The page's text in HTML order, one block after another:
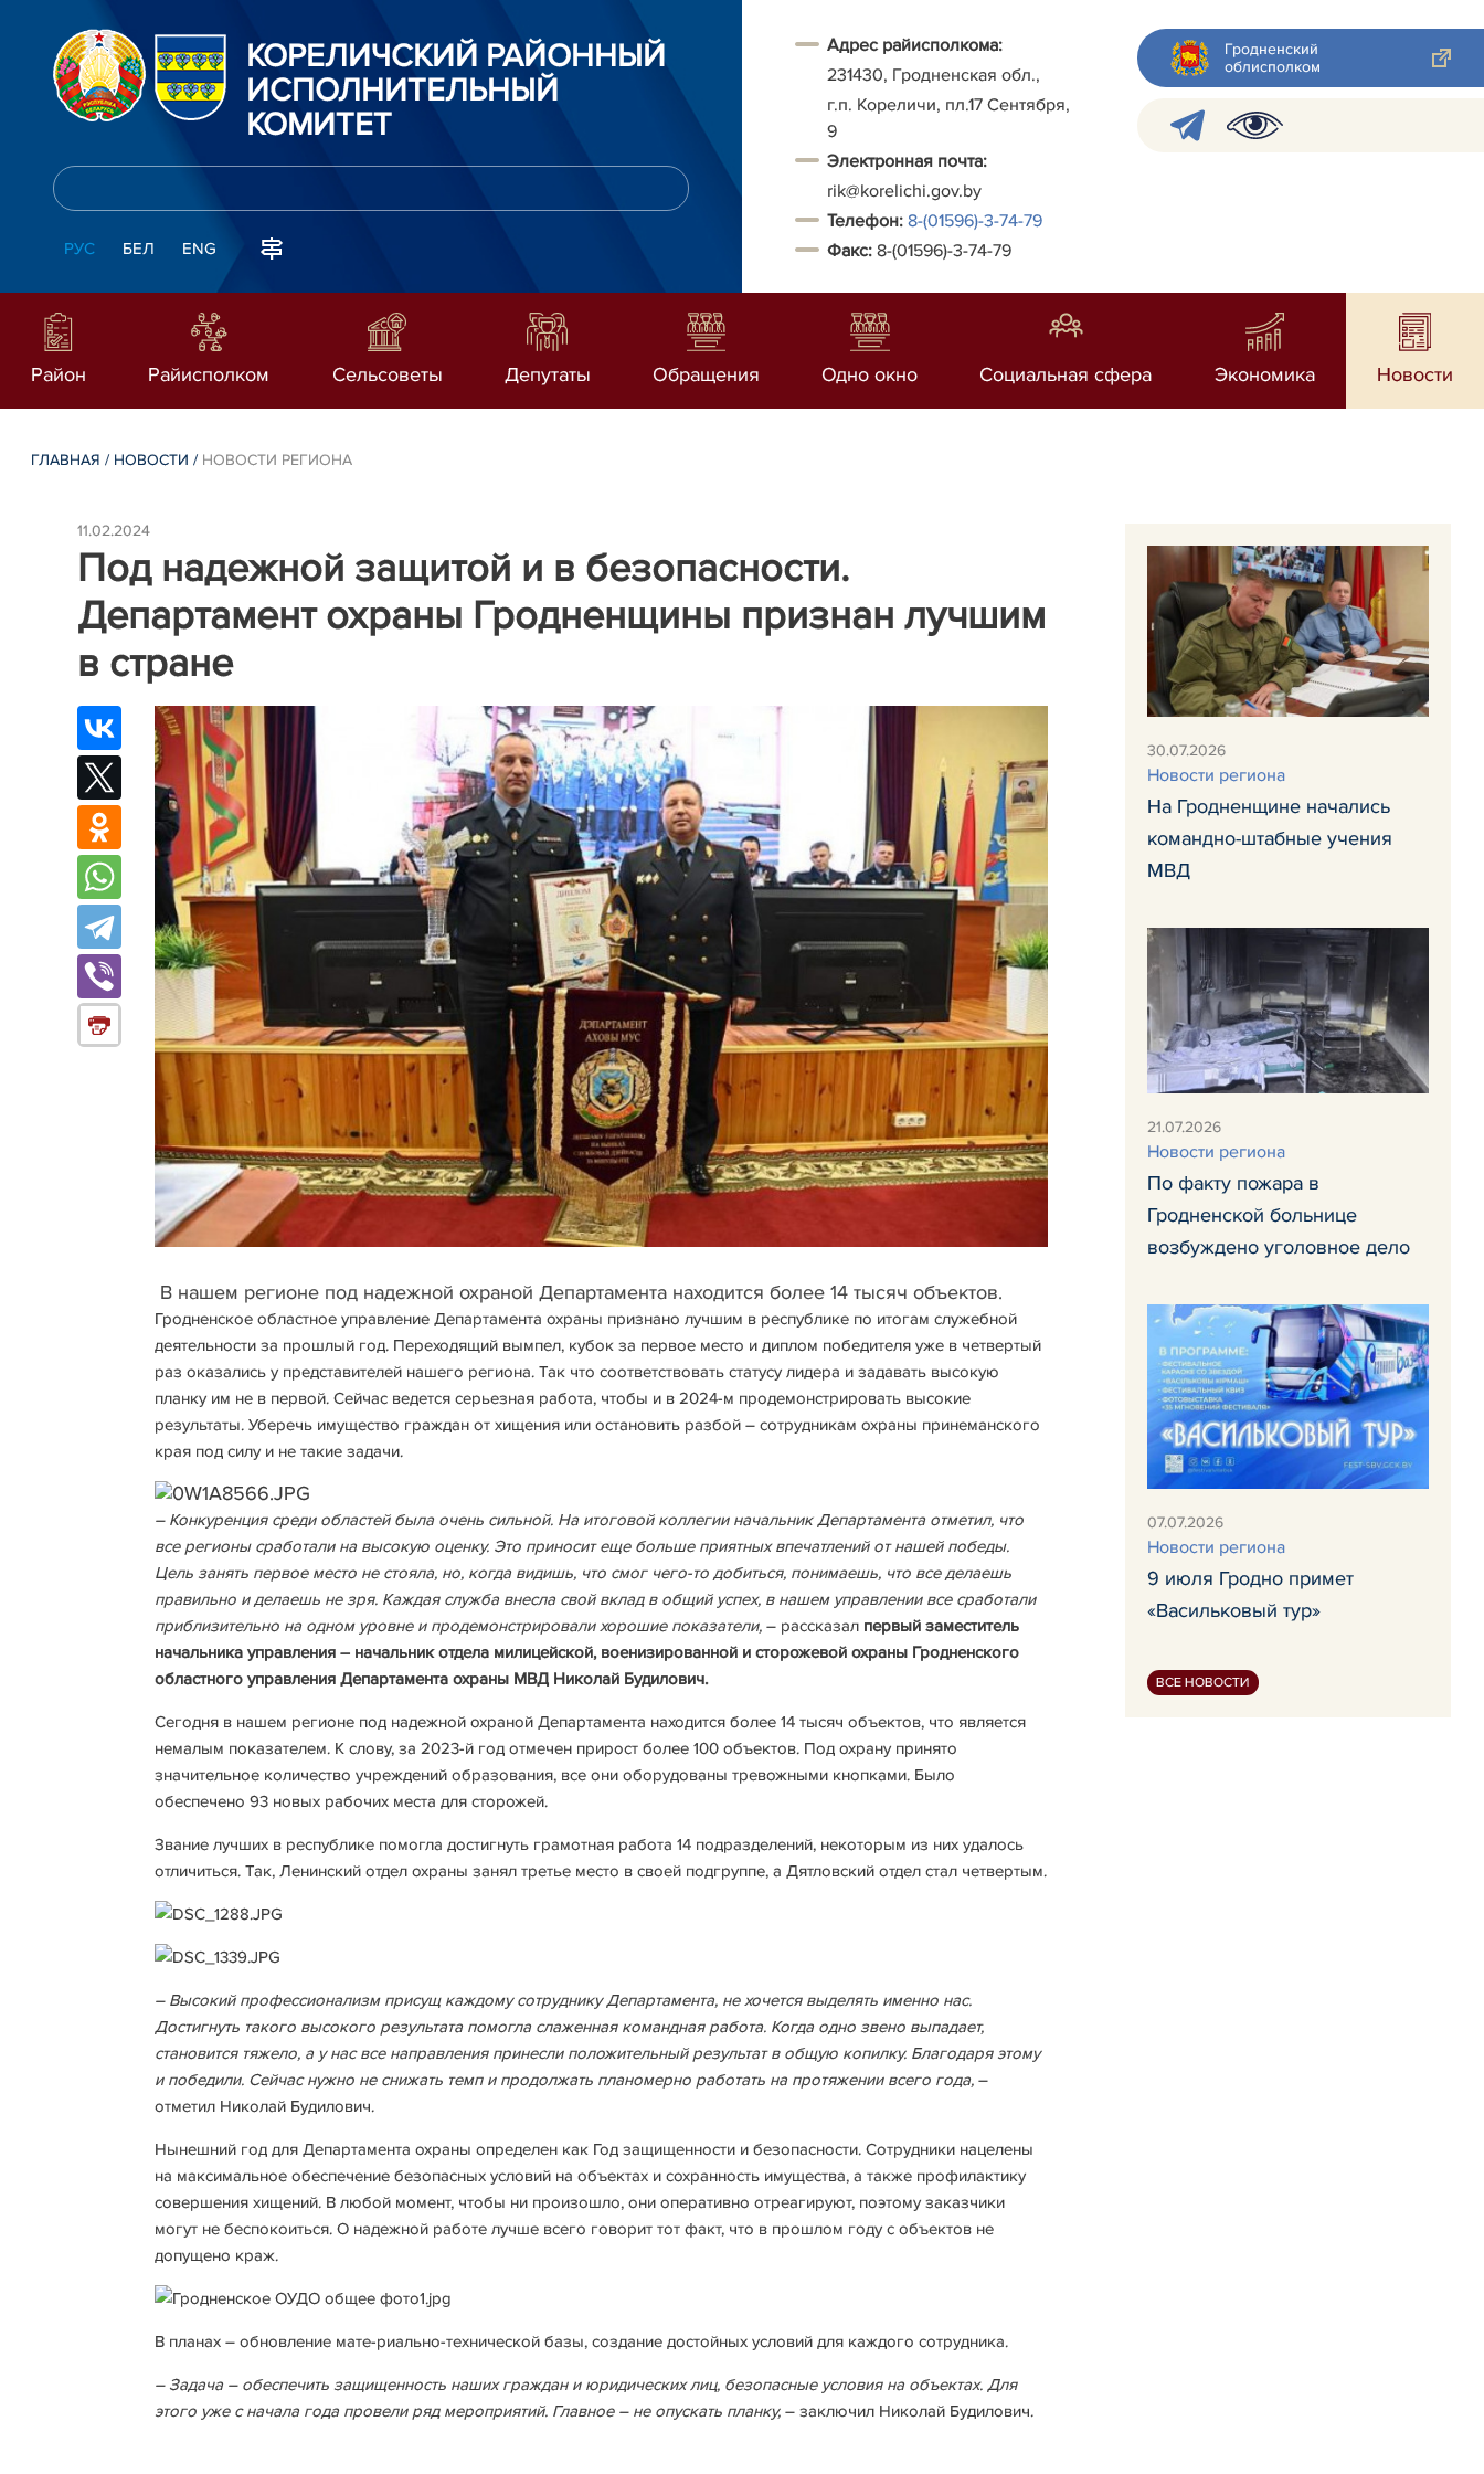
КОРЕЛИЧСКИЙ РАЙОННЫЙ
ИСПОЛНИТЕЛЬНЫЙ
КОМИТЕТ
РУС БЕЛ ENG
Адрес райисполкома:
231430, Гродненская обл.,
г.п. Кореличи, пл.17 Сентября,
9
Электронная почта:
rik@korelichi.gov.by
Телефон: 8-(01596)-3-74-79
Факс: 8-(01596)-3-74-79
Гродненский
облисполком
Район Райисполком Сельсоветы Депутаты Обращения Одно окно Социальная сфера Экономика Новости
ГЛАВНАЯ / НОВОСТИ / НОВОСТИ РЕГИОНА
11.02.2024
Под надежной защитой и в безопасности.
Департамент охраны Гродненщины признан лучшим
в стране
В нашем регионе под надежной охраной Департамента находится более 14 тысяч объектов.
Гродненское областное управление Департамента охраны признано лучшим в республике по итогам служебной
деятельности за прошлый год. Переходящий вымпел, кубок за первое место и диплом победителя уже в четвертый
раз оказались у представителей нашего региона. Так что соответствовать статусу лидера и задавать высокую
планку им не в первой. Сейчас ведется серьезная работа, чтобы и в 2024-м продемонстрировать высокие
результаты. Уберечь имущество граждан от хищения или остановить разбой – сотрудникам охраны принеманского
края под силу и не такие задачи.
– Конкуренция среди областей была очень сильной. На итоговой коллегии начальник Департамента отметил, что
все регионы сработали на высокую оценку. Это приносит еще больше приятных впечатлений от нашей победы.
Цель занять первое место не стояла, но, когда видишь, что смог чего-то добиться, понимаешь, что все делаешь
правильно и делаешь не зря. Каждая служба внесла свой вклад в общий успех, в нашем управлении все сработали
приблизительно на одном уровне и продемонстрировали хорошие показатели, – рассказал первый заместитель
начальника управления – начальник отдела милицейской, военизированной и сторожевой охраны Гродненского
областного управления Департамента охраны МВД Николай Будилович.
Сегодня в нашем регионе под надежной охраной Департамента находится более 14 тысяч объектов, что является
немалым показателем. К слову, за 2023-й год отмечен прирост более 100 объектов. Под охрану принято
значительное количество учреждений образования, все они оборудованы тревожными кнопками. Было
обеспечено 93 новых рабочих места для сторожей.
Звание лучших в республике помогла достигнуть грамотная работа 14 подразделений, некоторым из них удалось
отличиться. Так, Ленинский отдел охраны занял третье место в своей подгруппе, а Дятловский отдел стал четвертым.
– Высокий профессионализм присущ каждому сотруднику Департамента, не хочется выделять именно нас.
Достигнуть такого высокого результата помогла слаженная командная работа. Когда одно звено выпадает,
становится тяжело, а у нас все направления принесли положительный результат в общую копилку. Благодаря этому
и победили. Сейчас нужно не снижать темп и продолжать планомерно работать на протяжении всего года, –
отметил Николай Будилович.
Нынешний год для Департамента охраны определен как Год защищенности и безопасности. Сотрудники нацелены
на максимальное обеспечение безопасных условий на объектах и сохранность имущества, а также профилактику
совершения хищений. В любой момент, чтобы ни произошло, они оперативно отреагируют, поэтому заказчики
могут не беспокоиться. О надежной работе лучше всего говорит тот факт, что в прошлом году с объектов не
допущено краж.
В планах – обновление мате-риально-технической базы, создание достойных условий для каждого сотрудника.
– Задача – обеспечить защищенность наших граждан и юридических лиц, безопасные условия на объектах. Для
этого уже с начала года провели ряд мероприятий. Главное – не опускать планку, – заключил Николай Будилович.
30.07.2026
Новости региона
На Гродненщине начались
командно-штабные учения
МВД
21.07.2026
Новости региона
По факту пожара в
Гродненской больнице
возбуждено уголовное дело
07.07.2026
Новости региона
9 июля Гродно примет
«Васильковый тур»
ВСЕ НОВОСТИ